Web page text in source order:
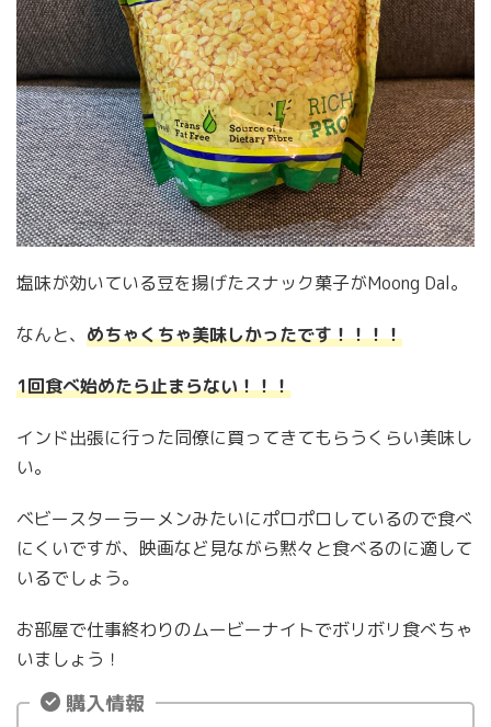
塩味が効いている豆を揚げたスナック菓子がMoong Dal。
なんと、 めちゃくちゃ美味しかったです！！！！
1回食べ始めたら止まらない！！！
インド出張に行った同僚に買ってきてもらうくらい美味し
い。
ベビースターラーメンみたいにポロポロしているので食べ
にくいですが、映画など見ながら黙々と食べるのに適して
いるでしょう。
お部屋で仕事終わりのムービーナイトでボリボリ食べちゃ
いましょう！
購入情報